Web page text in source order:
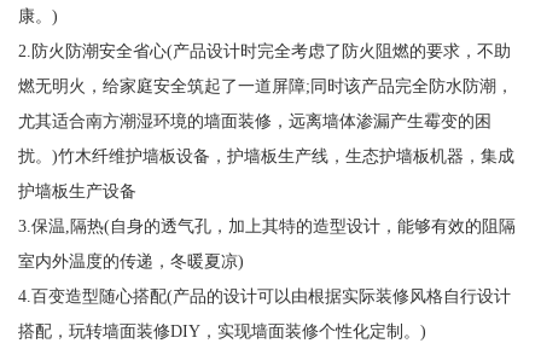
康。)
2.防火防潮安全省心(产品设计时完全考虑了防火阻燃的要求，不助
燃无明火，给家庭安全筑起了一道屏障;同时该产品完全防水防潮，
尤其适合南方潮湿环境的墙面装修，远离墙体渗漏产生霉变的困
扰。)竹木纤维护墙板设备，护墙板生产线，生态护墙板机器，集成
护墙板生产设备
3.保温,隔热(自身的透气孔，加上其特的造型设计，能够有效的阻隔
室内外温度的传递，冬暖夏凉)
4.百变造型随心搭配(产品的设计可以由根据实际装修风格自行设计
搭配，玩转墙面装修DIY，实现墙面装修个性化定制。)